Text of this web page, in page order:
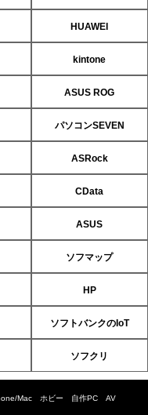
HUAWEI
kintone
ASUS ROG
パソコンSEVEN
ASRock
CData
ASUS
ソフマップ
HP
ソフトバンクのIoT
ソフクリ
Mac ホビー 自作PC AV